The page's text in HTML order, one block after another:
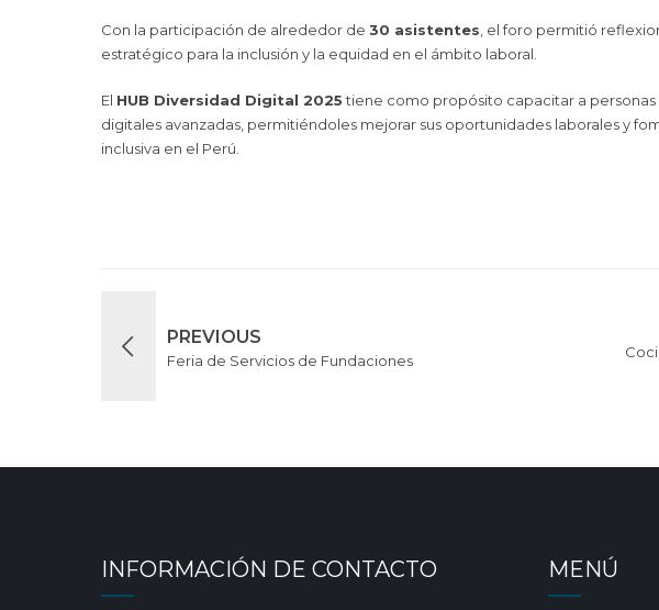
Con la participación de alrededor de 30 asistentes , el foro permitió
estratégico para la inclusión y la equidad en el ámbito laboral.
El HUB Diversidad Digital 2025tiene como propósito capacitar a
digitales avanzadas, permitiéndoles mejorar sus oportunidades laborales y
inclusiva en el Perú.
PREVIOUS
Feria de Servicios de Fundaciones
INFORMACIÓN DE CONTACTO MENÚ